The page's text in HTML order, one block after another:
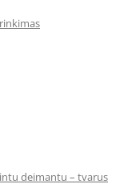
deimantu – tvarus